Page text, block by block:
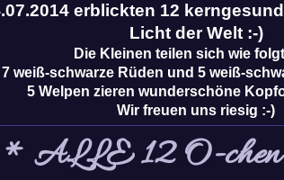
erblickten 12
Licht der Welt :-)
Die Kleinen teilen sich wie
7 weiß-schwarze Rüden und 5 weiß-
5 Welpen zieren wunderschöne
Wir freuen uns riesig :-)
* ALLE 12 O-